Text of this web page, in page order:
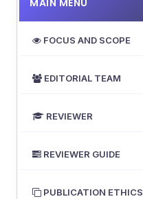
MAIN MENU
FOCUS AND SCOPE
EDITORIAL TEAM
REVIEWER
REVIEWER GUIDE
PUBLICATION ETHICS